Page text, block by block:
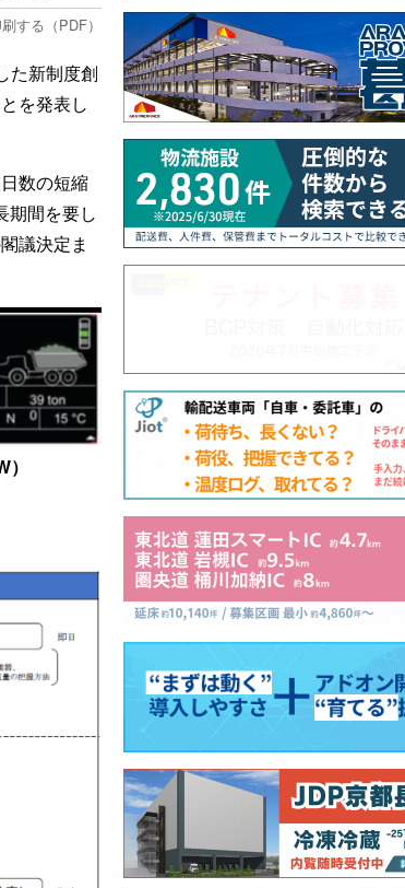
する（PDF）
た新制度創
を発表し
数の短縮
期間を要し
議決定ま